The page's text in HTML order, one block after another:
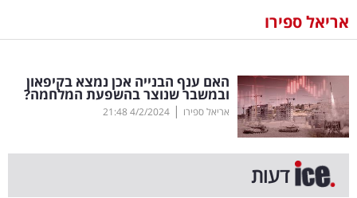
וצרכנות
דיגיטל
וטק
שיווק
ופרסום
אריאל ספירו
האם ענף הבנייה אכן נמצא בקיפאון
ובמשבר שנוצר בהשפעת המלחמה?
אריאל ספירו |
4/2/2024
21:48
דעות